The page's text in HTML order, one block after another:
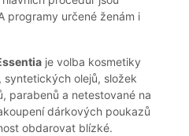
programy určené ženám i
je volba kosmetiky
syntetických olejů, složek
parabenů a netestované na
dárkových poukazů
obdarovat blízké.